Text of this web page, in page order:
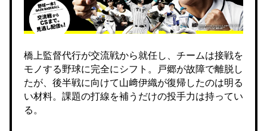
橋上監督代行が交流戦から就任し、チームは接戦を
モノする野球に完全にシフト。戸郷が故障で離脱し
たが、後半戦に向けて山﨑伊織が復帰したのは明る
い材料。課題の打線を補うだけの投手力は持ってい
る。